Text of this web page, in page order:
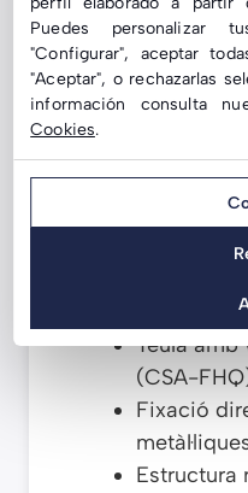
MATERIAL
Alumini estructural
TIPUS DE FIXACIÓ
Teula amb
(CSA-
Fixació
Estructura
Puedes personalizar
"Configurar", aceptar
"Aceptar", o rechazarlas
información consulta
Cookies.